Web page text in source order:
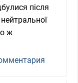
після
ж